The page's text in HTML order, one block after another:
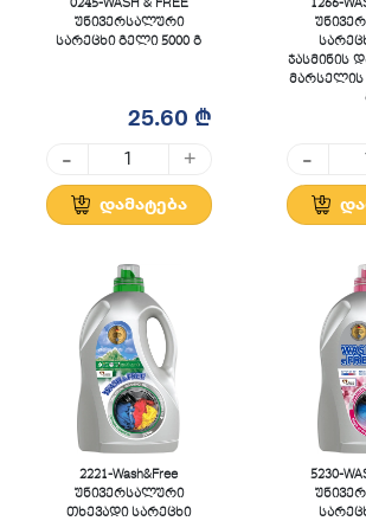
0245-WASH & FREE
უნივერსალური
სარეცხი გელი 5000 გ
25.60 ₾
- +
დამატება
1266-
ჯასმინის
მარსელის
-
2221-Wash&Free
უნივერსალური
თხევადი სარეცხი
5230-